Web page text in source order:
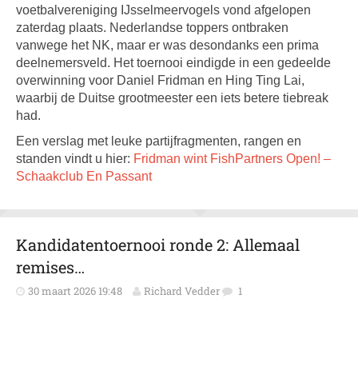
voetbalvereniging IJsselmeervogels vond afgelopen
zaterdag plaats. Nederlandse toppers ontbraken
vanwege het NK, maar er was desondanks een prima
deelnemersveld. Het toernooi eindigde in een gedeelde
overwinning voor Daniel Fridman en Hing Ting Lai,
waarbij de Duitse grootmeester een iets betere tiebreak
had.
Een verslag met leuke partijfragmenten, rangen en
standen vindt u hier: Fridman wint FishPartners Open! –
Schaakclub En Passant
Kandidatentoernooi ronde 2: Allemaal
remises…
30 maart 2026 19:48 Richard Vedder 1